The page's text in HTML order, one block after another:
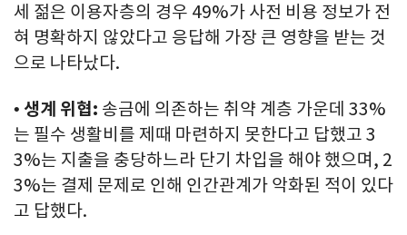
세 젊은 이용자층의 경우 49%가 사전 비용 정보가 전
혀 명확하지 않았다고 응답해 가장 큰 영향을 받는 것
으로 나타났다.
• 생계 위협: 송금에 의존하는 취약 계층 가운데 33%
는 필수 생활비를 제때 마련하지 못한다고 답했고 3
3%는 지출을 충당하느라 단기 차입을 해야 했으며, 2
3%는 결제 문제로 인해 인간관계가 악화된 적이 있다
고 답했다.